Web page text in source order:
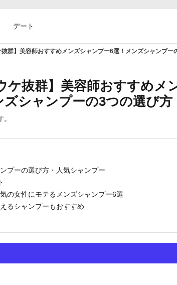
デート
抜群】美容師おすすめメンズシャンプー6選！メンズシャンプー
ケ抜群】美容師おすすめメ
シャンプーの3つの選び方
プーの選び方・人気シャンプー
の女性にモテるメンズシャンプー6選
るシャンプーもおすすめ